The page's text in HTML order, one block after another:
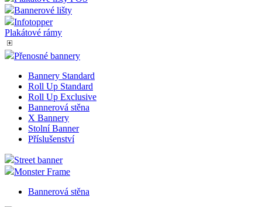
Bannerové lišty
Infotopper
Plakátové rámy
Přenosné bannery
Bannery Standard
Roll Up Standard
Roll Up Exclusive
Bannerová stěna
X Bannery
Stolní Banner
Příslušenství
Street banner
Monster Frame
Bannerová stěna